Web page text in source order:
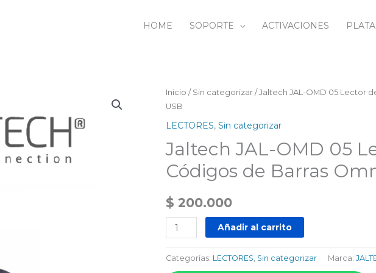
HOME SOPORTE ACTIVACIONES
Inicio / Sin categorizar / Jaltech JAL-OMD 05 Lector
USB
LECTORES, Sin categorizar
Jaltech JAL-OMD 05
Códigos de Barras
$ 200.000
Jaltech
JAL-
OMD
05
Lector
de
de
Barras
Omni1D/QR
USB
Añadir al carrito
Categorías: LECTORES, Sin categorizar Marca: